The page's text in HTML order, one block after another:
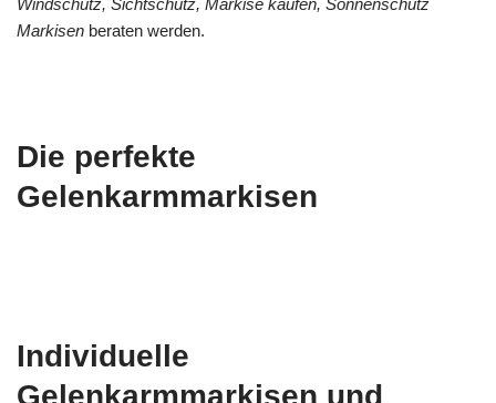
Windschutz, Sichtschutz, Markise kaufen, Sonnenschutz
Markisen beraten werden.
Die perfekte
Gelenkarmmarkisen
Individuelle
Gelenkarmmarkisen und